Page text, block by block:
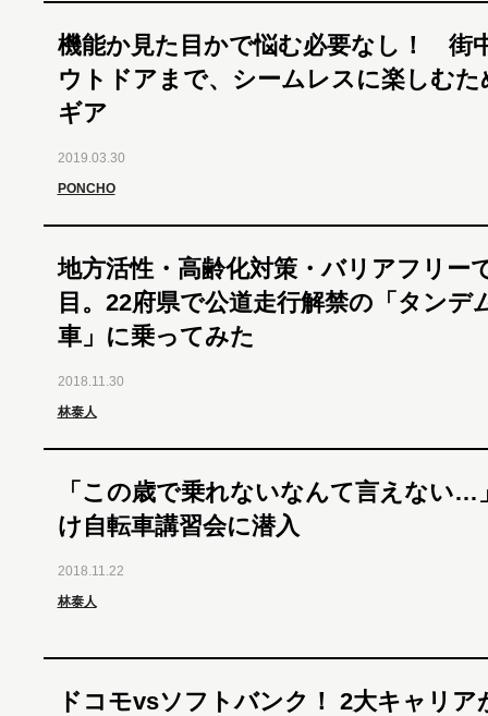
機能か見た目かで悩む必要なし！ 街
ウトドアまで、シームレスに楽しむた
ギア
2019.03.30
PONCHO
地方活性・高齢化対策・バリアフリー
目。22府県で公道走行解禁の「タンデ
車」に乗ってみた
2018.11.30
林泰人
「この歳で乗れないなんて言えない…
け自転車講習会に潜入
2018.11.22
林泰人
ドコモvsソフトバンク！ 2大キャリア